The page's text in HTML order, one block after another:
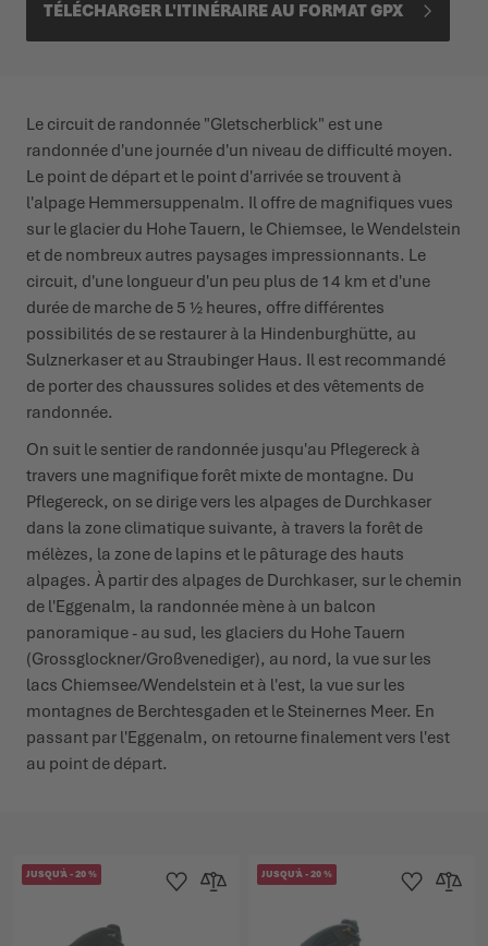
TÉLÉCHARGER L'ITINÉRAIRE AU FORMAT GPX
Le circuit de randonnée "Gletscherblick" est une
randonnée d'une journée d'un niveau de difficulté moyen.
Le point de départ et le point d'arrivée se trouvent à
l'alpage Hemmersuppenalm. Il offre de magnifiques vues
sur le glacier du Hohe Tauern, le Chiemsee, le Wendelstein
et de nombreux autres paysages impressionnants. Le
circuit, d'une longueur d'un peu plus de 14 km et d'une
durée de marche de 5 ½ heures, offre différentes
possibilités de se restaurer à la Hindenburghütte, au
Sulznerkaser et au Straubinger Haus. Il est recommandé
de porter des chaussures solides et des vêtements de
randonnée.
On suit le sentier de randonnée jusqu'au Pflegereck à
travers une magnifique forêt mixte de montagne. Du
Pflegereck, on se dirige vers les alpages de Durchkaser
dans la zone climatique suivante, à travers la forêt de
mélèzes, la zone de lapins et le pâturage des hauts
alpages. À partir des alpages de Durchkaser, sur le chemin
de l'Eggenalm, la randonnée mène à un balcon
panoramique - au sud, les glaciers du Hohe Tauern
(Grossglockner/Großvenediger), au nord, la vue sur les
lacs Chiemsee/Wendelstein et à l'est, la vue sur les
montagnes de Berchtesgaden et le Steinernes Meer. En
passant par l'Eggenalm, on retourne finalement vers l'est
au point de départ.
JUSQU'À-20%
Ajouter à la liste d'achats
Ajouter au comparateur
JUSQU'À-20%
Ajouter à la
Ajouter